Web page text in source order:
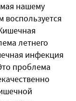
нашему
воспользуется
летнего
инфекция
проблема